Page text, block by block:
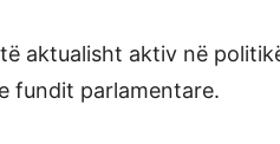
aktualisht aktiv në
fundit parlamentare.